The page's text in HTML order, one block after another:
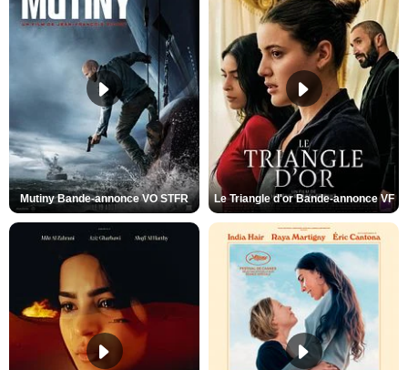
Mutiny Bande-annonce VO STFR Le Triangle d'or Bande-annonce VF